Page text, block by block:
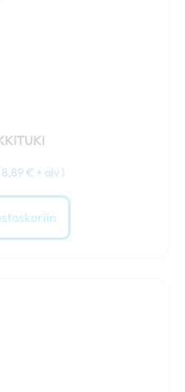
8,89 € + alv )